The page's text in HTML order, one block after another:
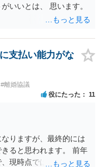
いいとは、 思います。
支払い能力がな
#離婚協議
役にたった 11
りますが、最終的には
ると思われます。 前年
現時点では少額しか取